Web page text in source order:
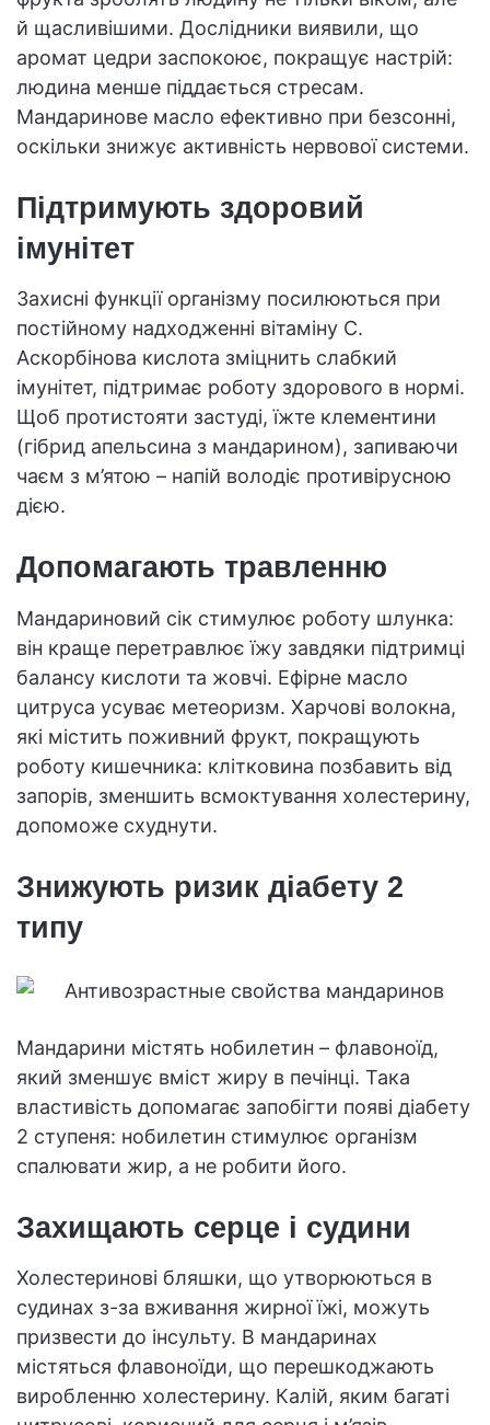
й щасливішими. Дослідники виявили, що
аромат цедри заспокоює, покращує настрій:
людина менше піддається стресам.
Мандаринове масло ефективно при безсонні,
оскільки знижує активність нервової системи.
Підтримують здоровий
імунітет
Захисні функції організму посилюються при
постійному надходженні вітаміну C.
Аскорбінова кислота зміцнить слабкий
імунітет, підтримає роботу здорового в нормі.
Щоб протистояти застуді, їжте клементини
(гібрид апельсина з мандарином), запиваючи
чаєм з м’ятою – напій володіє противірусною
дією.
Допомагають травленню
Мандариновий сік стимулює роботу шлунка:
він краще перетравлює їжу завдяки підтримці
балансу кислоти та жовчі. Ефірне масло
цитруса усуває метеоризм. Харчові волокна,
які містить поживний фрукт, покращують
роботу кишечника: клітковина позбавить від
запорів, зменшить всмоктування холестерину,
допоможе схуднути.
Знижують ризик діабету 2
типу
Мандарини містять нобилетин – флавоноїд,
який зменшує вміст жиру в печінці. Така
властивість допомагає запобігти появі діабету
2 ступеня: нобилетин стимулює організм
спалювати жир, а не робити його.
Захищають серце і судини
Холестеринові бляшки, що утворюються в
судинах з-за вживання жирної їжі, можуть
призвести до інсульту. В мандаринах
містяться флавоноїди, що перешкоджають
виробленню холестерину. Калій, яким багаті